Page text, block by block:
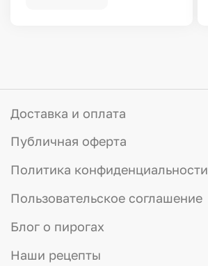
Доставка и оплата
Публичная оферта
Политика конфиденциальности
Пользовательское соглашение
Блог о пирогах
Наши рецепты